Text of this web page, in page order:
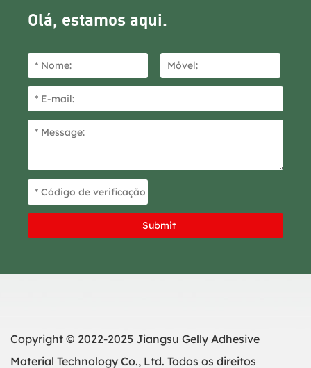
Olá, estamos aqui.
Copyright © 2022-2025 Jiangsu Gelly Adhesive
Material Technology Co., Ltd. Todos os direitos